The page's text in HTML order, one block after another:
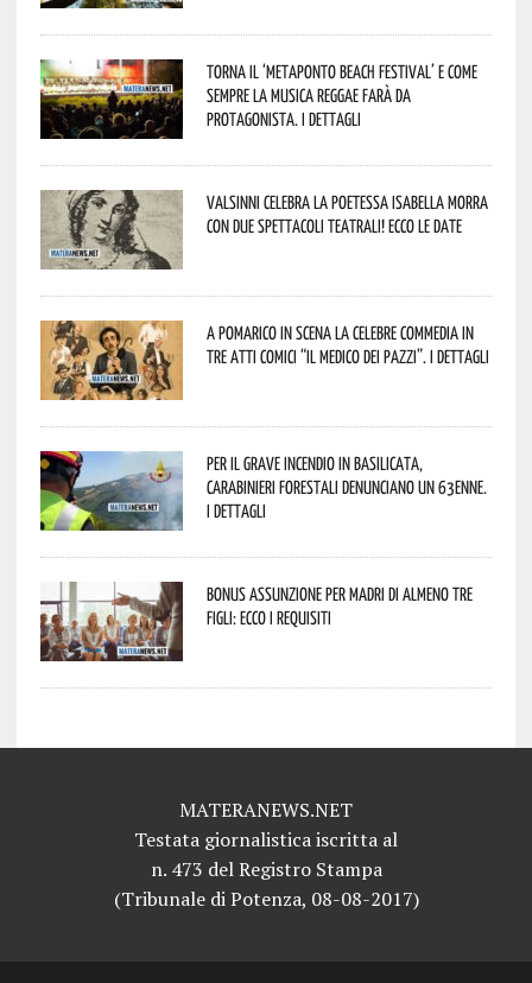
Torna il ‘Metaponto beach festival’ e come
sempre la musica reggae farà da
protagonista. I dettagli
Valsinni celebra la poetessa Isabella Morra
con due spettacoli teatrali! Ecco le date
A Pomarico in scena la celebre commedia in
tre atti comici “Il medico dei pazzi”. I dettagli
Per il grave incendio in Basilicata,
Carabinieri forestali denunciano un 63enne.
I dettagli
Bonus assunzione per madri di almeno tre
figli: ecco i requisiti
MATERANEWS.NET
Testata giornalistica iscritta al
n. 473 del Registro Stampa
(Tribunale di Potenza, 08-08-2017)